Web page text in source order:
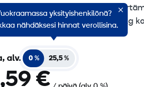
turvallisen ja ergonomisen
Tarkoitettu yhdelle 20 kg
yksityishenkilönä?
nähdäksesi hinnat verollisina.
alv. 0 % 25,5 %
€